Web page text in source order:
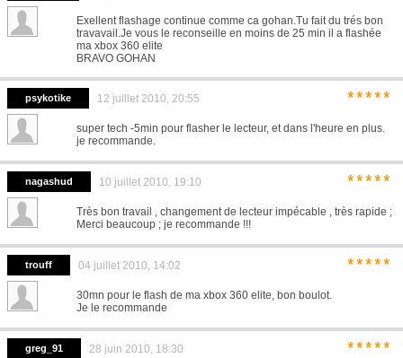
Exellent flashage continue comme ca gohan.Tu fait du trés bon
travavail.Je vous le reconseille en moins de 25 min il a flashée
ma xbox 360 elite
BRAVO GOHAN
psykotike 12 juillet 2010, 20:55 *****
super tech -5min pour flasher le lecteur, et dans l'heure en plus.
je recommande.
nagashud 10 juillet 2010, 19:10 *****
Très bon travail , changement de lecteur impécable , très rapide ;
Merci beaucoup ; je recommande !!!
trouff 04 juillet 2010, 14:02 *****
30mn pour le flash de ma xbox 360 elite, bon boulot.
Je le recommande
greg_91 28 juin 2010, 18:30 *****